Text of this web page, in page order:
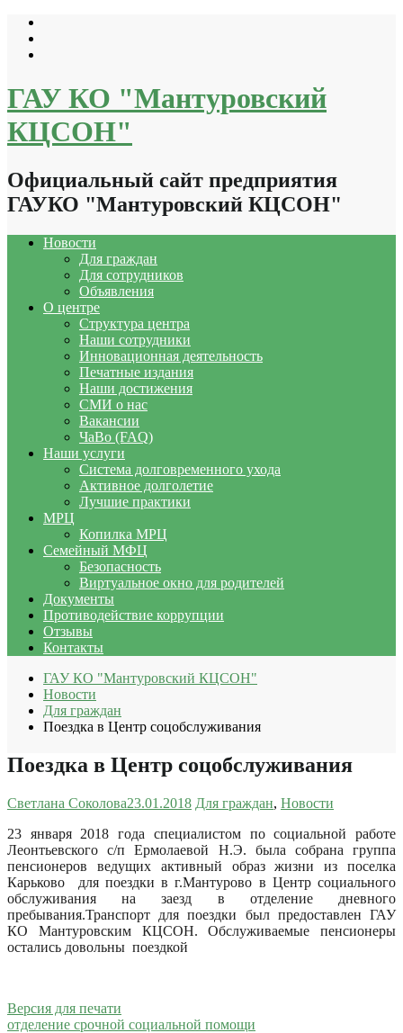
Перейти
содержимому
ГАУ КО "Мантуровский
КЦСОН"
Официальный сайт предприятия
ГАУКО "Мантуровский КЦСОН"
Новости
Для граждан
Для сотрудников
Объявления
О центре
Структура центра
Наши сотрудники
Инновационная деятельность
Печатные издания
Наши достижения
СМИ о нас
Вакансии
ЧаВо (FAQ)
Наши услуги
Система долговременного ухода
Активное долголетие
Лучшие практики
МРЦ
Копилка МРЦ
Семейный МФЦ
Безопасность
Виртуальное окно для родителей
Документы
Противодействие коррупции
Отзывы
Контакты
ГАУ КО "Мантуровский КЦСОН"
Новости
Для граждан
Поездка в Центр соцобслуживания
Поездка в Центр соцобслуживания
Светлана Соколова23.01.2018 Для граждан, Новости
23 января 2018 года специалистом по социальной работе
Леонтьевского с/п Ермолаевой Н.Э. была собрана группа
пенсионеров ведущих активный образ жизни из поселка
Карьково для поездки в г.Мантурово в Центр социального
обслуживания на заезд в отделение дневного
пребывания.Транспорт для поездки был предоставлен ГАУ
КО Мантуровским КЦСОН. Обслуживаемые пенсионеры
остались довольны поездкой
Версия для печати
отделение срочной социальной помощи